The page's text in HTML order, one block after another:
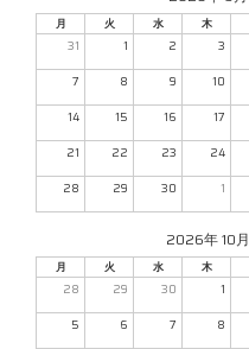
月 火 水 木
31 1 2 3
7
8 9 10
14
15 16 17
21
22 23 24
28
29 30 1
2026年 10月
月 火 水 木
28 29 30 1
5
6 7 8